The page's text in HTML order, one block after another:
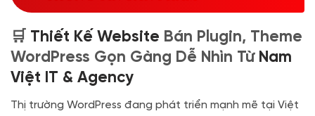
🔰 MUA KÈM TÊN MIỀN
Tên miền Quốc tế (+350.000 VND)
Tên miền Việt Nam
🛒 Thiết Kế Website Bán Plugin, Theme
WordPress Gọn Gàng Dễ Nhìn Từ Nam
Việt IT & Agency
Thị trường WordPress đang phát triển mạnh mẽ tại Việt